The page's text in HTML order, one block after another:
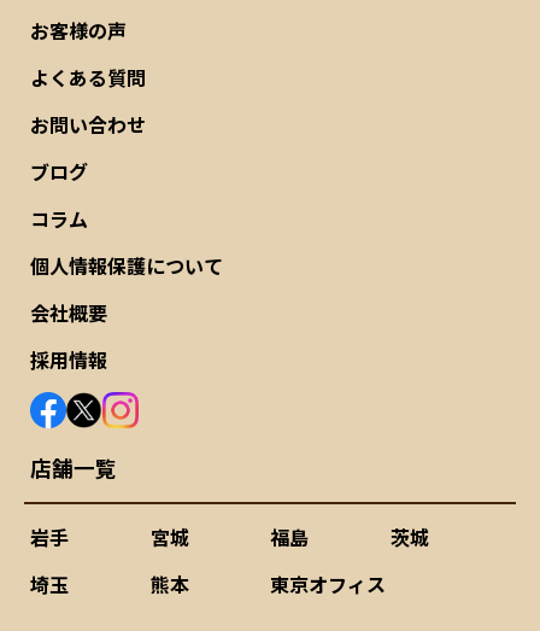
お客様の声
よくある質問
お問い合わせ
ブログ
コラム
個人情報保護について
会社概要
採用情報
店舗一覧
岩手 宮城 福島
茨城
埼玉
熊本 東京オフィス